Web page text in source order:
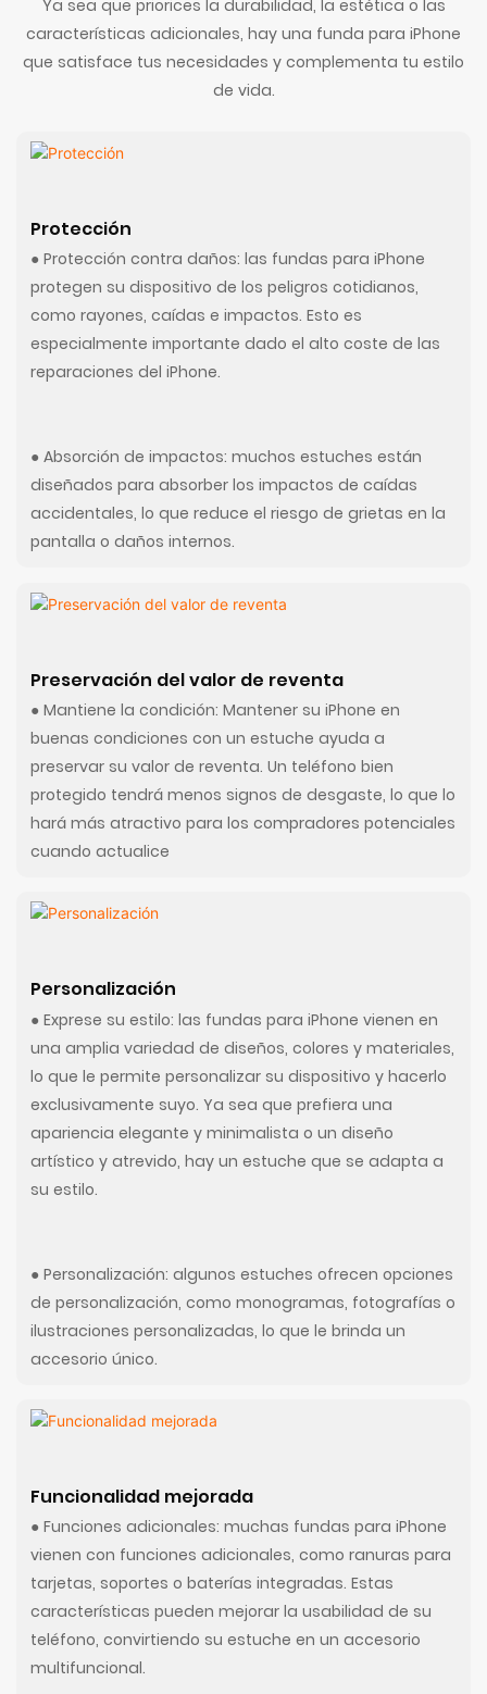
Ya sea que priorices la durabilidad, la estética o las
características adicionales, hay una funda para iPhone
que satisface tus necesidades y complementa tu estilo
de vida.
Protección
● Protección contra daños: las fundas para iPhone
protegen su dispositivo de los peligros cotidianos,
como rayones, caídas e impactos. Esto es
especialmente importante dado el alto coste de las
reparaciones del iPhone.
● Absorción de impactos: muchos estuches están
diseñados para absorber los impactos de caídas
accidentales, lo que reduce el riesgo de grietas en la
pantalla o daños internos.
Preservación del valor de reventa
● Mantiene la condición: Mantener su iPhone en
buenas condiciones con un estuche ayuda a
preservar su valor de reventa. Un teléfono bien
protegido tendrá menos signos de desgaste, lo que lo
hará más atractivo para los compradores potenciales
cuando actualice
Personalización
● Exprese su estilo: las fundas para iPhone vienen en
una amplia variedad de diseños, colores y materiales,
lo que le permite personalizar su dispositivo y hacerlo
exclusivamente suyo. Ya sea que prefiera una
apariencia elegante y minimalista o un diseño
artístico y atrevido, hay un estuche que se adapta a
su estilo.
● Personalización: algunos estuches ofrecen opciones
de personalización, como monogramas, fotografías o
ilustraciones personalizadas, lo que le brinda un
accesorio único.
Funcionalidad mejorada
● Funciones adicionales: muchas fundas para iPhone
vienen con funciones adicionales, como ranuras para
tarjetas, soportes o baterías integradas. Estas
características pueden mejorar la usabilidad de su
teléfono, convirtiendo su estuche en un accesorio
multifuncional.